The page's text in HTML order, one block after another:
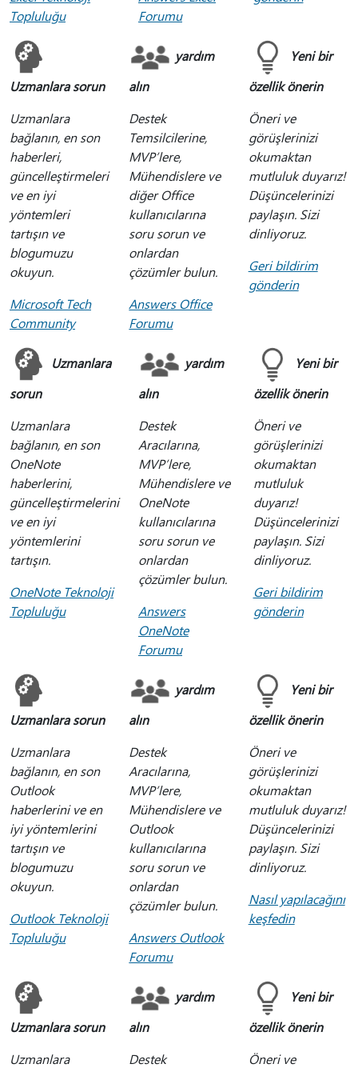
Topluluğu
Forumu
Uzmanlara sorun
Uzmanlara
bağlanın, en son
haberleri,
güncelleştirmeleri
ve en iyi
yöntemleri
tartışın ve
blogumuzu
okuyun.
Microsoft Tech
Community
yardım
alın
Destek
Temsilcilerine,
MVP’lere,
Mühendislere ve
diğer Office
kullanıcılarına
soru sorun ve
onlardan
çözümler bulun.
Answers Office
Forumu
Yeni bir
özellik önerin
Öneri ve
görüşlerinizi
okumaktan
mutluluk duyarız!
Düşüncelerinizi
paylaşın. Sizi
dinliyoruz.
Geri bildirim
gönderin
Uzmanlara
sorun
Uzmanlara
bağlanın, en son
OneNote
haberlerini,
güncelleştirmelerini
ve en iyi
yöntemlerini
tartışın.
OneNote Teknoloji
Topluluğu
yardım
alın
Destek
Aracılarına,
MVP’lere,
Mühendislere ve
OneNote
kullanıcılarına
soru sorun ve
onlardan
çözümler bulun.
Answers
OneNote
Forumu
Yeni bir
özellik önerin
Öneri ve
görüşlerinizi
okumaktan
mutluluk
duyarız!
Düşüncelerinizi
paylaşın. Sizi
dinliyoruz.
Geri bildirim
gönderin
Uzmanlara sorun
Uzmanlara
bağlanın, en son
Outlook
haberlerini ve en
iyi yöntemlerini
tartışın ve
blogumuzu
okuyun.
Outlook Teknoloji
Topluluğu
yardım
alın
Destek
Aracılarına,
MVP’lere,
Mühendislere ve
Outlook
kullanıcılarına
soru sorun ve
onlardan
çözümler bulun.
Answers Outlook
Forumu
Yeni bir
özellik önerin
Öneri ve
görüşlerinizi
okumaktan
mutluluk duyarız!
Düşüncelerinizi
paylaşın. Sizi
dinliyoruz.
Nasıl yapılacağını
keşfedin
Uzmanlara sorun
Uzmanlara
yardım
alın
Destek
Yeni bir
özellik önerin
Öneri ve